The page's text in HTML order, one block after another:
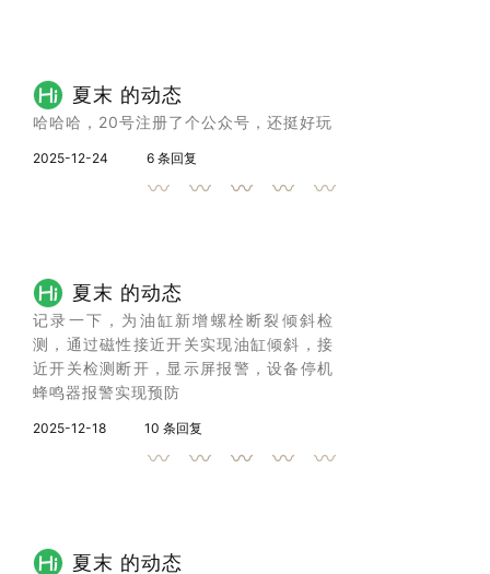
夏末 的动态
哈哈哈，20号注册了个公众号，还挺好玩
2025-12-24 6 条回复
夏末 的动态
记录一下，为油缸新增螺栓断裂倾斜检
测，通过磁性接近开关实现油缸倾斜，接
近开关检测断开，显示屏报警，设备停机
蜂鸣器报警实现预防
2025-12-18 10 条回复
夏末 的动态